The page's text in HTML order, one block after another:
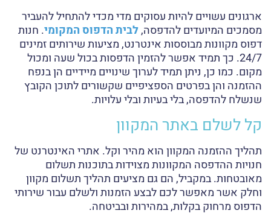
ארגונים עשויים להיות עסוקים מדי מכדי להתחיל להעביר
מסמכים המיועדים להדפסה,לבית הדפוס המקומי. חנות
דפוס מקוונות מבוססות אינטרנט, מציעות שירותים זמינים
24/7. כך תמיד אפשר להזמין הדפסות בכול שעה ומכול
מקום. כמו כן, ניתן תמיד לערוך שינויים מיידיים הן בנפח
ההזמנה והן בפרטים הספציפיים שקשורים לתוכן הקובץ
שנשלח להדפסה, בלי בעיות ובלי עלויות.
קל לשלם באתר המקוון
תהליך ההזמנה המקוון הוא מהיר וקל. אתרי האינטרנט של
חנויות ההדפסה המקוונות מצוידות בתוכנות תשלום
מאובטחות. במקביל, הם גם מציעים תהליך תשלום מקוון
וחלק אשר מאפשר לכם לבצע הזמנות ולשלם עבור שירותי
הדפוס מרחוק בקלות, במהירות ובביטחה.